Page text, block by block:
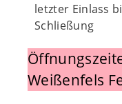
letzter Einlass
Schließung
Weißenfels